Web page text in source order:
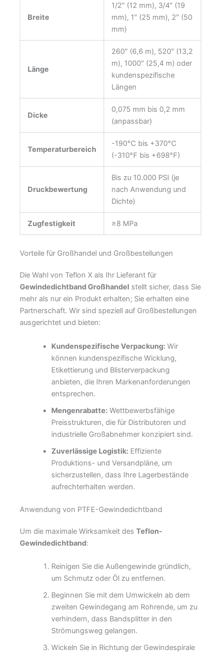
Breite
1/2″ (12 mm), 3/4″ (19
mm), 1″ (25 mm), 2″ (50
mm)
Länge
260″ (6,6 m), 520″ (13,2
m), 1000″ (25,4 m) oder
kundenspezifische
Längen
Dicke
0,075 mm bis 0,2 mm
(anpassbar)
Temperaturbereich
-190°C bis +370°C
(-310°F bis +698°F)
Druckbewertung
Bis zu 10.000 PSI (je
nach Anwendung und
Dichte)
Zugfestigkeit ≥8 MPa
Vorteile für Großhandel und Großbestellungen
Die Wahl von Teflon X als Ihr Lieferant für
Gewindedichtband Großhandel stellt sicher, dass Sie
mehr als nur ein Produkt erhalten; Sie erhalten eine
Partnerschaft. Wir sind speziell auf Großbestellungen
ausgerichtet und bieten:
Kundenspezifische Verpackung:Wir
können kundenspezifische Wicklung,
Etikettierung und Blisterverpackung
anbieten, die Ihren Markenanforderungen
entsprechen.
Mengenrabatte:Wettbewerbsfähige
Preisstrukturen, die für Distributoren und
industrielle Großabnehmer konzipiert sind.
Zuverlässige Logistik:Effiziente
Produktions- und Versandpläne, um
sicherzustellen, dass Ihre Lagerbestände
aufrechterhalten werden.
Anwendung von PTFE-Gewindedichtband
Um die maximale Wirksamkeit des Teflon-
Gewindedichtband:
Reinigen Sie die Außengewinde gründlich,
um Schmutz oder Öl zu entfernen.
Beginnen Sie mit dem Umwickeln ab dem
zweiten Gewindegang am Rohrende, um zu
verhindern, dass Bandsplitter in den
Strömungsweg gelangen.
Wickeln Sie in Richtung der Gewindespirale